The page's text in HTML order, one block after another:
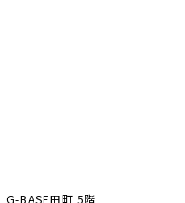
G-BASE田町 5階